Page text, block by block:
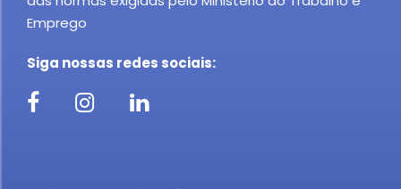
Emprego
Siga nossas redes sociais: